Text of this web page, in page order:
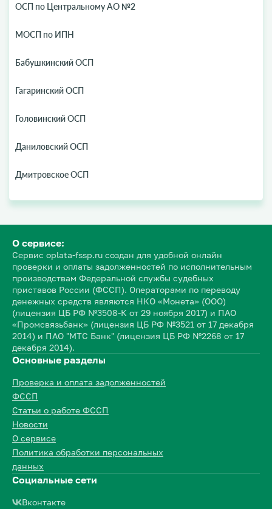
ОСП по Центральному АО №2
МОСП по ИПН
Бабушкинский ОСП
Гагаринский ОСП
Головинский ОСП
Даниловский ОСП
Дмитровское ОСП
О сервисе:
Сервис oplata-fssp.ru создан для удобной онлайн
проверки и оплаты задолженностей по исполнительным
производствам Федеральной службы судебных
приставов России (ФССП). Операторами по переводу
денежных средств являются НКО «Монета» (ООО)
(лицензия ЦБ РФ №3508-К от 29 ноября 2017) и ПАО
«Промсвязьбанк» (лицензия ЦБ РФ №3521 от 17 декабря
2014) и ПАО "МТС Банк" (лицензия ЦБ РФ №2268 от 17
декабря 2014).
Основные разделы
Проверка и оплата задолженностей
ФССП
Статьи о работе ФССП
Новости
О сервисе
Политика обработки персональных
данных
Социальные сети
Вконтакте